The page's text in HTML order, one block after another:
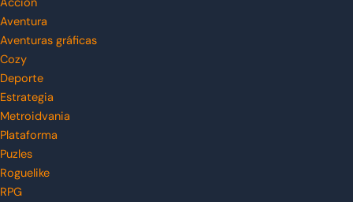
Aventura
Aventuras gráficas
Cozy
Deporte
Estrategia
Metroidvania
Plataforma
Puzles
Roguelike
RPG